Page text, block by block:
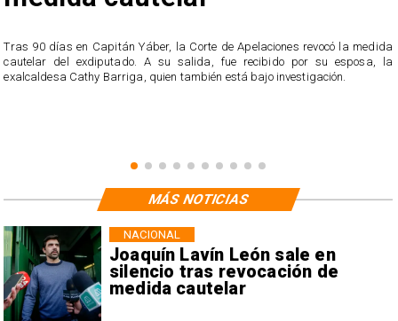
Tras 90 días en Capitán Yáber, la Corte de Apelaciones revocó la medida
cautelar del exdiputado. A su salida, fue recibido por su esposa, la
exalcaldesa Cathy Barriga, quien también está bajo investigación.
Joaquín Lavín León sale en
silencio tras revocación de
medida cautelar
NACIONAL
MÁS NOTICIAS